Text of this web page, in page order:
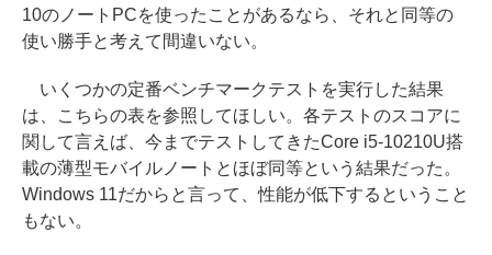
10のノートPCを使ったことがあるなら、それと同等の
使い勝手と考えて間違いない。
いくつかの定番ベンチマークテストを実行した結果
は、こちらの表を参照してほしい。各テストのスコアに
関して言えば、今までテストしてきたCore i5-10210U搭
載の薄型モバイルノートとほぼ同等という結果だった。
Windows 11だからと言って、性能が低下するということ
もない。